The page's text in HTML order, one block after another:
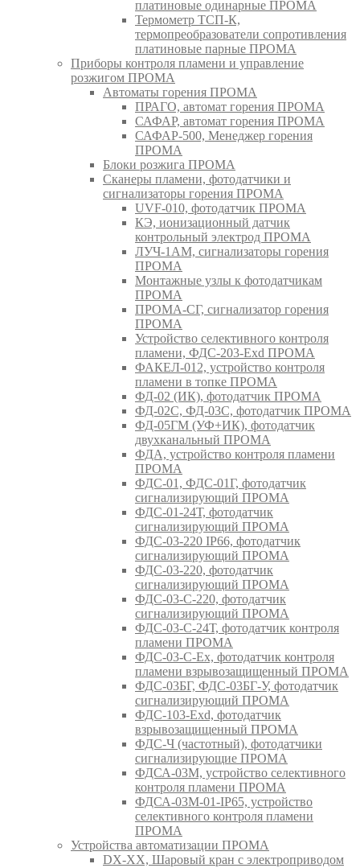
платиновые одинарные ПРОМА
Термометр ТСП-К,
термопреобразователи сопротивления
платиновые парные ПРОМА
Приборы контроля пламени и управление
розжигом ПРОМА
Автоматы горения ПРОМА
ПРАГО, автомат горения ПРОМА
САФАР, автомат горения ПРОМА
САФАР-500, Менеджер горения
ПРОМА
Блоки розжига ПРОМА
Сканеры пламени, фотодатчики и
сигнализаторы горения ПРОМА
UVF-010, фотодатчик ПРОМА
КЭ, ионизационный датчик
контрольный электрод ПРОМА
ЛУЧ-1АМ, сигнализаторы горения
ПРОМА
Монтажные узлы к фотодатчикам
ПРОМА
ПРОМА-СГ, сигнализатор горения
ПРОМА
Устройство селективного контроля
пламени, ФДС-203-Exd ПРОМА
ФАКЕЛ-012, устройство контроля
пламени в топке ПРОМА
ФД-02 (ИК), фотодатчик ПРОМА
ФД-02С, ФД-03С, фотодатчик ПРОМА
ФД-05ГМ (УФ+ИК), фотодатчик
двухканальный ПРОМА
ФДА, устройство контроля пламени
ПРОМА
ФДС-01, ФДС-01Г, фотодатчик
сигнализирующий ПРОМА
ФДС-01-24Т, фотодатчик
сигнализирующий ПРОМА
ФДС-03-220 IP66, фотодатчик
сигнализирующий ПРОМА
ФДС-03-220, фотодатчик
сигнализирующий ПРОМА
ФДС-03-С-220, фотодатчик
сигнализирующий ПРОМА
ФДС-03-С-24Т, фотодатчик контроля
пламени ПРОМА
ФДС-03-С-Ex, фотодатчик контроля
пламени взрывозащищенный ПРОМА
ФДС-03БГ, ФДС-03БГ-У, фотодатчик
сигнализирующий ПРОМА
ФДС-103-Ехd, фотодатчик
взрывозащищенный ПРОМА
ФДС-Ч (частотный), фотодатчики
сигнализирующие ПРОМА
ФДСА-03М, устройство селективного
контроля пламени ПРОМА
ФДСА-03М-01-IP65, устройство
селективного контроля пламени
ПРОМА
Устройства автоматизации ПРОМА
DX-XX, Шаровый кран c электроприводом